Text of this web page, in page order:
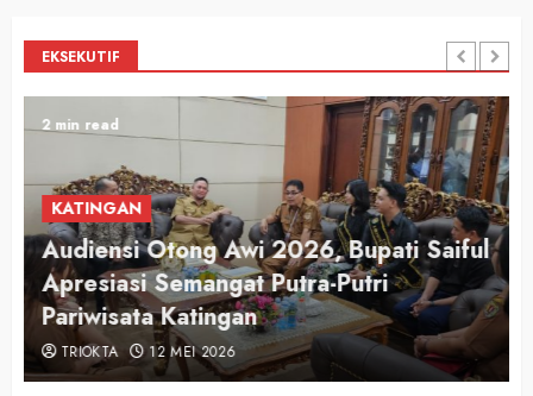
EKSEKUTIF
2 min read
KATINGAN
Audiensi Otong Awi 2026, Bupati Saiful
Apresiasi Semangat Putra-Putri
Pariwisata Katingan
TRIOKTA 12 MEI 2026